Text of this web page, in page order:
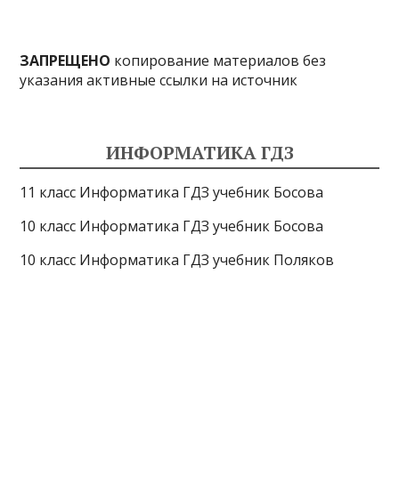
ЗАПРЕЩЕНО копирование материалов без
указания активные ссылки на источник
ИНФОРМАТИКА ГДЗ
11 класс Информатика ГДЗ учебник Босова
10 класс Информатика ГДЗ учебник Босова
10 класс Информатика ГДЗ учебник Поляков